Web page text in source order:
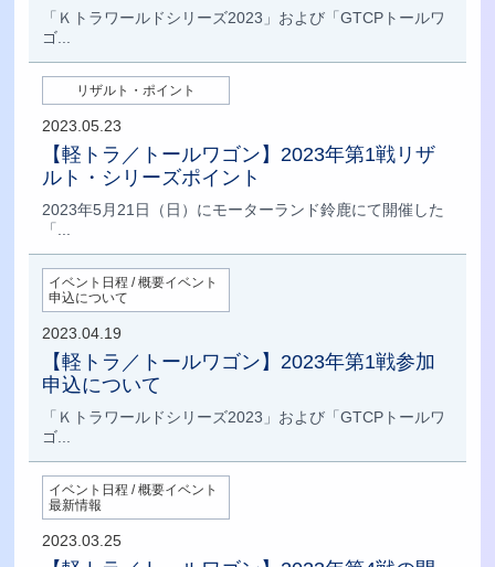
「Ｋトラワールドシリーズ2023」および「GTCPトールワ
ゴ...
リザルト・ポイント
2023.05.23
【軽トラ／トールワゴン】2023年第1戦リザ
ルト・シリーズポイント
2023年5月21日（日）にモーターランド鈴鹿にて開催した
「...
イベント日程 / 概要イベント
申込について
2023.04.19
【軽トラ／トールワゴン】2023年第1戦参加
申込について
「Ｋトラワールドシリーズ2023」および「GTCPトールワ
ゴ...
イベント日程 / 概要イベント
最新情報
2023.03.25